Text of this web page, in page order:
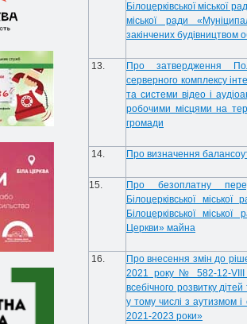
Білоцерківської міської
міської ради
закінчених будівництвом
13.
Про затвердження
серверного комплексу
та системи відео і
робочими місцями на
громади
14. Про визначення
15.
Про безоплатну
Білоцерківської
Білоцерківської
Церкви» майна
16.
Про внесення змін до
2021 року № 582-12-VIII
всебічного розвитку
у тому числі з аутизмом
2021-2023 роки»